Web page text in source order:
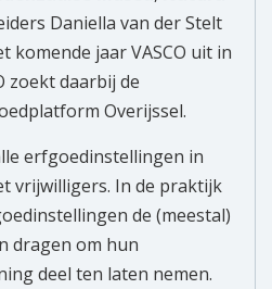
Daniella van der Stelt
komende jaar VASCO uit in
zoekt daarbij de
Overijssel.
erfgoedinstellingen in
vrijwilligers. In de praktijk
de (meestal)
dragen om hun
deel ten laten nemen.